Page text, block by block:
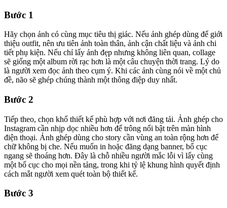
Bước 1
Hãy chọn ảnh có cùng mục tiêu thị giác. Nếu ảnh ghép dùng để giới
thiệu outfit, nên ưu tiên ảnh toàn thân, ảnh cận chất liệu và ảnh chi
tiết phụ kiện. Nếu chỉ lấy ảnh đẹp nhưng không liên quan, collage
sẽ giống một album rời rạc hơn là một câu chuyện thời trang. Lý do
là người xem đọc ảnh theo cụm ý. Khi các ảnh cùng nói về một chủ
đề, não sẽ ghép chúng thành một thông điệp duy nhất.
Bước 2
Tiếp theo, chọn khổ thiết kế phù hợp với nơi đăng tải. Ảnh ghép cho
Instagram cần nhịp dọc nhiều hơn để trông nổi bật trên màn hình
điện thoại. Ảnh ghép dùng cho story cần vùng an toàn rộng hơn để
chữ không bị che. Nếu muốn in hoặc đăng dạng banner, bố cục
ngang sẽ thoáng hơn. Đây là chỗ nhiều người mắc lỗi vì lấy cùng
một bố cục cho mọi nền tảng, trong khi tỷ lệ khung hình quyết định
cách mắt người xem quét toàn bộ thiết kế.
Bước 3